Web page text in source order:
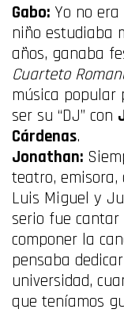
Gabo: Yo no
niño estudiaba
años, ganaba
Cuarteto
música popular
ser su “DJ” con
Cárdenas.
Jonathan:
teatro, emisora,
Luis Miguel y
serio fue
componer la
pensaba
universidad,
que teníamos